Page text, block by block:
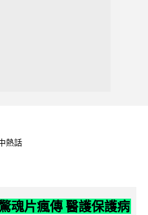
熱話
魂片瘋傳 醫護保護病